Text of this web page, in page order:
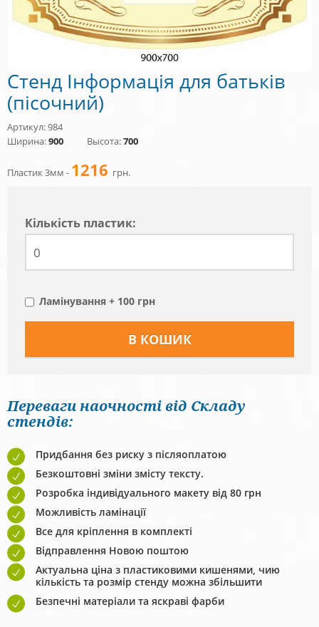
Стенд Інформація для батьків
(пісочний)
Артикул: 984
Ширина:900 Высота:700
Пластик 3мм - 1216 грн.
Кiлькiсть пластик:
Ламінування + 100 грн
Переваги наочності від Складу
стендів:
Придбання без риску з післяоплатою
Безкоштовні зміни змісту тексту.
Розробка індивідуального макету від 80 грн
Можливість ламінації
Все для кріплення в комплекті
Відправлення Новою поштою
Актуальна ціна з пластиковими кишенями, чию
кількість та розмір стенду можна збільшити
Безпечні матеріали та яскраві фарби